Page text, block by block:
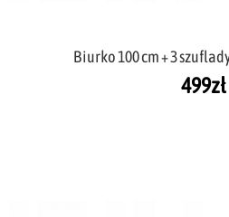
Biurko 100 cm + 3
499zł